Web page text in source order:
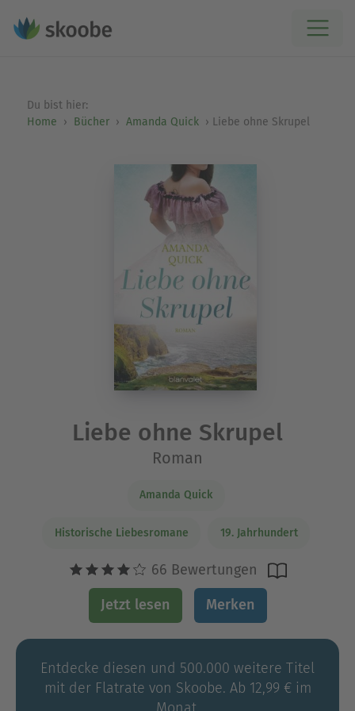
Du bist hier:
Home
Bücher Amanda Quick Liebe ohne Skrupel
Liebe ohne Skrupel
Roman
Amanda Quick
Historische Liebesromane 19. Jahrhundert
66 Bewertungen
Jetzt lesen Merken
Entdecke diesen und 500.000 weitere Titel
mit der Flatrate von Skoobe. Ab 12,99 € im